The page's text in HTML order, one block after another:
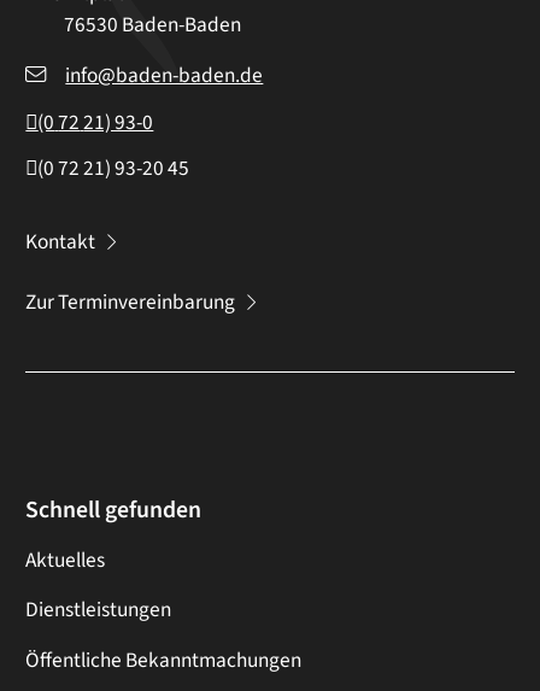
76530 Baden-Baden
info@baden-baden.de
(07221) 93-0
(07221) 93-2045
Kontakt
Zur Terminvereinbarung
Schnell gefunden
Aktuelles
Dienstleistungen
Öffentliche Bekanntmachungen